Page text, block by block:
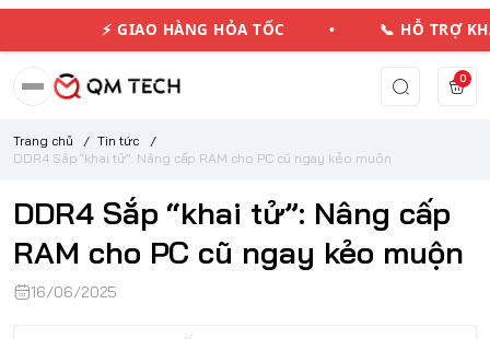
⚡ GIAO HÀNG HỎA TỐC • 📞 HỖ TRỢ
0
Trang chủ / Tin tức
/
DDR4 Sắp “khai tử”: Nâng cấp RAM cho PC cũ ngay kẻo muộn
DDR4 Sắp “khai tử”: Nâng cấp
RAM cho PC cũ ngay kẻo muộn
16/06/2025